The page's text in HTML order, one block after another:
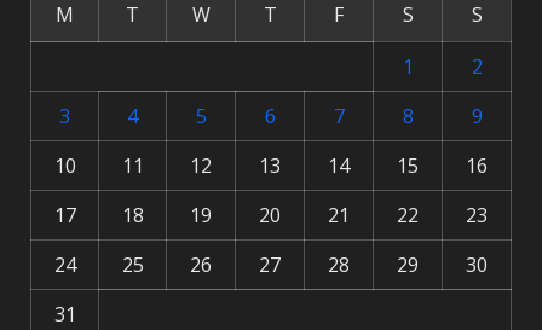
M T W T F S
S
1
2
3
4 5 6 7 8
9
10
11 12 13 14 15
16
17
18 19 20 21 22
23
24
25 26 27 28 29
30
31